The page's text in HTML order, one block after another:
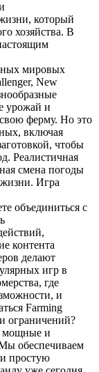
который
хозяйства. В
мировых
New
урожай и
ферму. Но это
включая
чтобы
Реалистичная
смена погоды
Игра
объединиться с
контента
делают
игр в
где
и
Farming
ограничений?
мощные и
обеспечиваем
простую